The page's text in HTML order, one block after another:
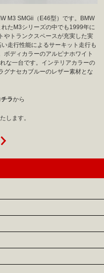
M3 SMGii（E46型）です。BMW
たM3シリーズの中でも1999年に
やトランクスペースが充実した実
走行性能によるサーキット走行も
ボディカラーのアルピナホワイト
な一台です。インテリアカラーの
グナセカブルーのレザー素材とな
チラから
します。